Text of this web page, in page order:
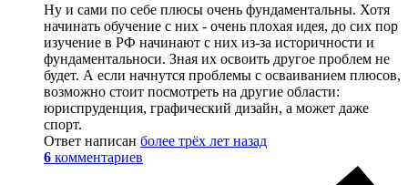
Ну и сами по себе плюсы очень фундаментальны. Хотя
начинать обучение с них - очень плохая идея, до сих пор
изучение в РФ начинают с них из-за историчности и
фундаментальноси. Зная их освоить другое проблем не
будет. А если начнутся проблемы с осваиванием плюсов,
возможно стоит посмотреть на другие области:
юриспруденция, графический дизайн, а может даже
спорт.
Ответ написан более трёх лет назад
6 комментариев